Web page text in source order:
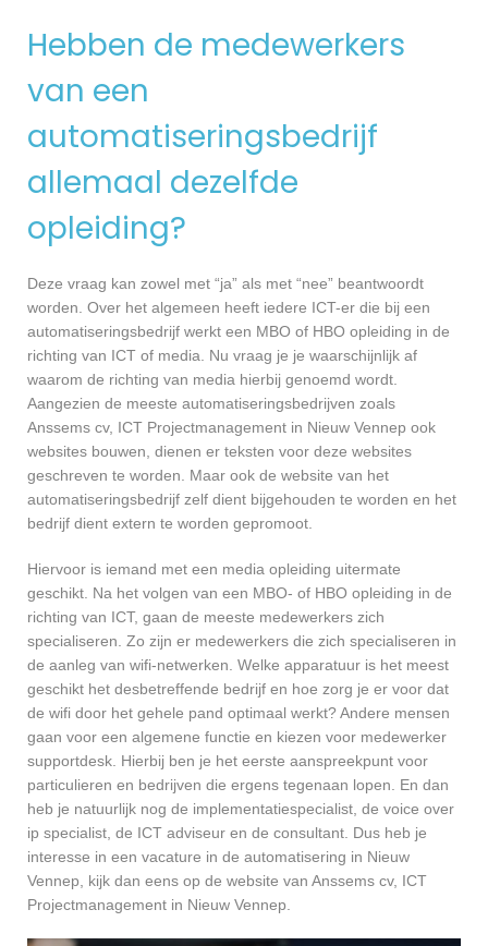
Hebben de medewerkers
van een
automatiseringsbedrijf
allemaal dezelfde
opleiding?
Deze vraag kan zowel met “ja” als met “nee” beantwoordt
worden. Over het algemeen heeft iedere ICT-er die bij een
automatiseringsbedrijf werkt een MBO of HBO opleiding in de
richting van ICT of media. Nu vraag je je waarschijnlijk af
waarom de richting van media hierbij genoemd wordt.
Aangezien de meeste automatiseringsbedrijven zoals
Anssems cv, ICT Projectmanagement in Nieuw Vennep ook
websites bouwen, dienen er teksten voor deze websites
geschreven te worden. Maar ook de website van het
automatiseringsbedrijf zelf dient bijgehouden te worden en het
bedrijf dient extern te worden gepromoot.
Hiervoor is iemand met een media opleiding uitermate
geschikt. Na het volgen van een MBO- of HBO opleiding in de
richting van ICT, gaan de meeste medewerkers zich
specialiseren. Zo zijn er medewerkers die zich specialiseren in
de aanleg van wifi-netwerken. Welke apparatuur is het meest
geschikt het desbetreffende bedrijf en hoe zorg je er voor dat
de wifi door het gehele pand optimaal werkt? Andere mensen
gaan voor een algemene functie en kiezen voor medewerker
supportdesk. Hierbij ben je het eerste aanspreekpunt voor
particulieren en bedrijven die ergens tegenaan lopen. En dan
heb je natuurlijk nog de implementatiespecialist, de voice over
ip specialist, de ICT adviseur en de consultant. Dus heb je
interesse in een vacature in de automatisering in Nieuw
Vennep, kijk dan eens op de website van Anssems cv, ICT
Projectmanagement in Nieuw Vennep.